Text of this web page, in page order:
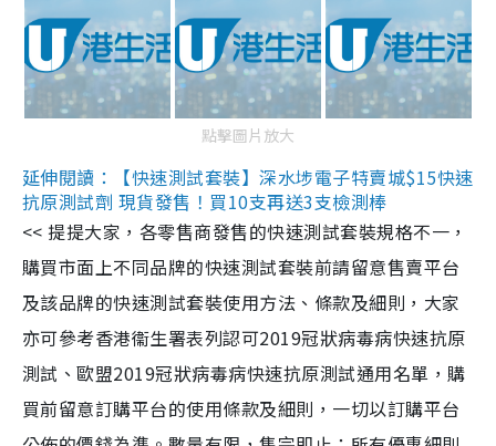
點擊圖片放大
延伸閱讀：【快速測試套裝】深水埗電子特賣城$15快速
抗原測試劑 現貨發售！買10支再送3支檢測棒
<< 提提大家，各零售商發售的快速測試套裝規格不一，
購買市面上不同品牌的快速測試套裝前請留意售賣平台
及該品牌的快速測試套裝使用方法、條款及細則，大家
亦可參考香港衞生署表列認可2019冠狀病毒病快速抗原
測試、歐盟2019冠狀病毒病快速抗原測試通用名單，購
買前留意訂購平台的使用條款及細則，一切以訂購平台